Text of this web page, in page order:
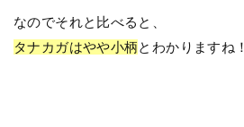
なのでそれと比べると、
タナカガはやや小柄とわかりますね！